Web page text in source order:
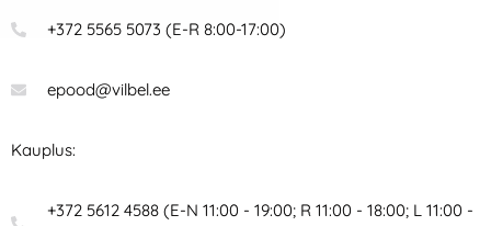
+372 5565 5073 (E-R 8:00-17:00)
epood@vilbel.ee
Kauplus:
+372 5612 4588 (E-N 11:00 - 19:00; R 11:00 - 18:00; L 11:00 -